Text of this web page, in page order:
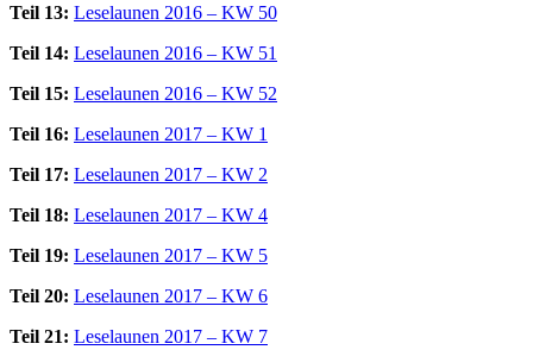
Teil 13: Leselaunen 2016 – KW 50
Teil 14: Leselaunen 2016 – KW 51
Teil 15: Leselaunen 2016 – KW 52
Teil 16: Leselaunen 2017 – KW 1
Teil 17: Leselaunen 2017 – KW 2
Teil 18: Leselaunen 2017 – KW 4
Teil 19: Leselaunen 2017 – KW 5
Teil 20: Leselaunen 2017 – KW 6
Teil 21: Leselaunen 2017 – KW 7